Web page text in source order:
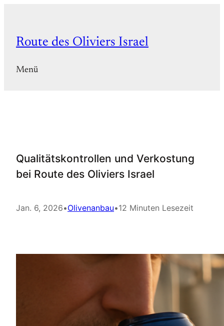
springen
Route des Oliviers Israel
Menü
Qualitätskontrollen und Verkostung
bei Route des Oliviers Israel
Jan. 6, 2026•Olivenanbau•12 Minuten Lesezeit